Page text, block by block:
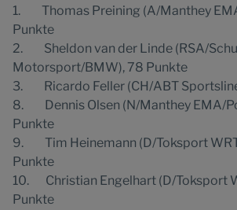
1. Thomas Preining (A/Manthey
Punkte
2. Sheldon van der Linde (RSA/
Motorsport/BMW), 78 Punkte
3. Ricardo Feller (CH/ABT
8. Dennis Olsen (N/Manthey EMA/
Punkte
9. Tim Heinemann (D/Toksport
Punkte
10. Christian Engelhart (D/Toksport
Punkte